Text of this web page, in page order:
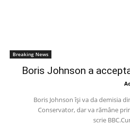
Breaking News
Boris Johnson a
Boris Johnson își va da demisia
Conservator, dar va rămâne
scrie